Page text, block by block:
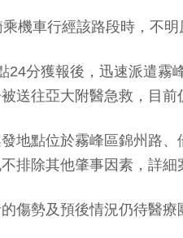
機車行經該路段時，不
24分獲報後，迅速派遣霧
送往亞大附醫急救，目前
地點位於霧峰區錦州路
排除其他肇事因素，詳細
傷勢及預後情況仍待醫